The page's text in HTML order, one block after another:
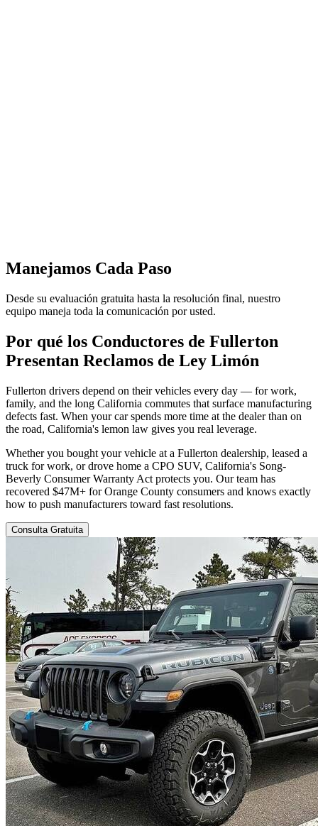
Manejamos Cada Paso
Desde su evaluación gratuita hasta la resolución final, nuestro
equipo maneja toda la comunicación por usted.
Por qué los Conductores de Fullerton
Presentan Reclamos de Ley Limón
Fullerton drivers depend on their vehicles every day — for work,
family, and the long California commutes that surface manufacturing
defects fast. When your car spends more time at the dealer than on
the road, California's lemon law gives you real leverage.
Whether you bought your vehicle at a Fullerton dealership, leased a
truck for work, or drove home a CPO SUV, California's Song-
Beverly Consumer Warranty Act protects you. Our team has
recovered $47M+ for Orange County consumers and knows exactly
how to push manufacturers toward fast resolutions.
Consulta Gratuita